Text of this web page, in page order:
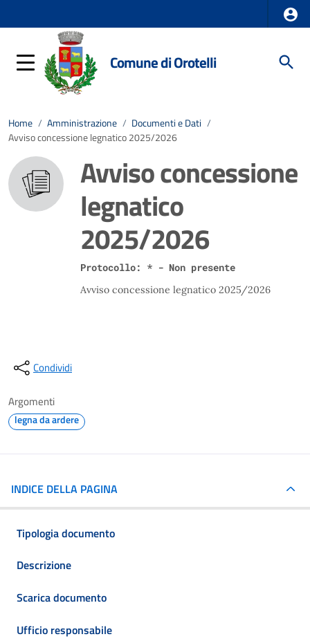
Comune di Orotelli
Home / Amministrazione / Documenti e Dati /
Avviso concessione legnatico 2025/2026
Avviso concessione
legnatico
2025/2026
Protocollo: * - Non presente
Avviso concessione legnatico 2025/2026
Condividi
Argomenti
legna da ardere
INDICE DELLA PAGINA
Tipologia documento
Descrizione
Scarica documento
Ufficio responsabile